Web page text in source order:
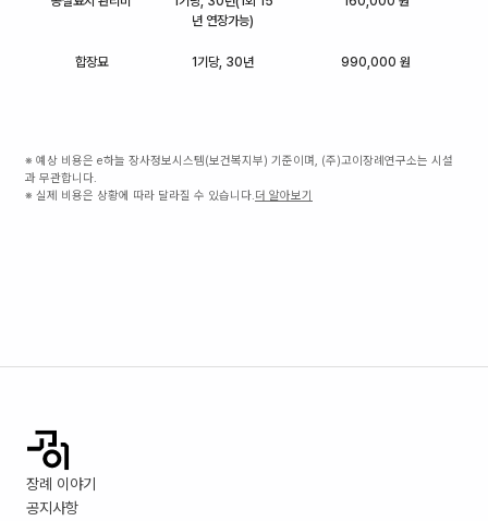
년 연장가능)
합장묘 1기당, 30년 990,000 원
※ 예상 비용은 e하늘 장사정보시스템(보건복지부) 기준이며, (주)고이장례연구소는 시설
과 무관합니다.
※ 실제 비용은 상황에 따라 달라질 수 있습니다.더 알아보기
장례 이야기
공지사항